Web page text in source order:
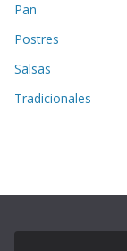
Pan
Postres
Salsas
Tradicionales